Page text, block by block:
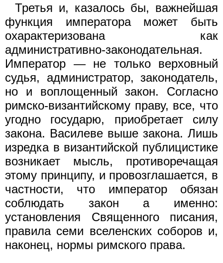
Третья и, казалось бы, важнейшая
функция императора может быть
охарактеризована как
административно-законодательная.
Император — не только верховный
судья, администратор, законодатель,
но и воплощенный закон. Согласно
римско-византийскому праву, все, что
угодно государю, приобретает силу
закона. Василеве выше закона. Лишь
изредка в византийской публицистике
возникает мысль, противоречащая
этому принципу, и провозглашается, в
частности, что император обязан
соблюдать закон а именно:
установления Священного писания,
правила семи вселенских соборов и,
наконец, нормы римского права.